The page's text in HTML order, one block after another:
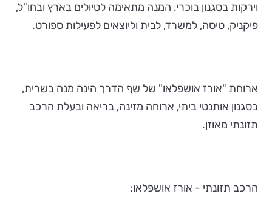
וירקות בסגנון בוכרי. המנה מתאימה לטיולים בארץ ובחו"ל,
פיקניק, טיסה, למשרד, לבית וליוצאים לפעילות ספורט.
ארוחת "אורז אושפלאו" של שף הדרך הינה מנה בשרית,
בסגנון אותנטי ביתי, ארוחה מזינה, בריאה ובעלת הרכב
תזונתי מאוזן.
הרכב תזונתי - אורז אושפלאו: